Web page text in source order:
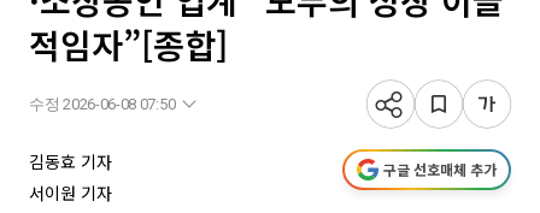
적임자”[종합]
수정 2026-06-08 07:50
김동효 기자
서이원 기자
구글 선호매체 추가